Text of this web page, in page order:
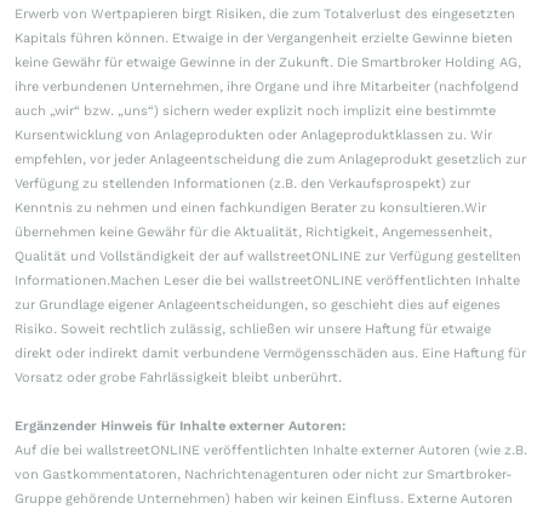
Erwerb von Wertpapieren birgt Risiken, die zum Totalverlust des eingesetzten
Kapitals führen können. Etwaige in der Vergangenheit erzielte Gewinne bieten
keine Gewähr für etwaige Gewinne in der Zukunft. Die Smartbroker Holding AG,
ihre verbundenen Unternehmen, ihre Organe und ihre Mitarbeiter (nachfolgend
auch „wir“ bzw. „uns“) sichern weder explizit noch implizit eine bestimmte
Kursentwicklung von Anlageprodukten oder Anlageproduktklassen zu. Wir
empfehlen, vor jeder Anlageentscheidung die zum Anlageprodukt gesetzlich zur
Verfügung zu stellenden Informationen (z.B. den Verkaufsprospekt) zur
Kenntnis zu nehmen und einen fachkundigen Berater zu konsultieren.Wir
übernehmen keine Gewähr für die Aktualität, Richtigkeit, Angemessenheit,
Qualität und Vollständigkeit der auf wallstreetONLINE zur Verfügung gestellten
Informationen.Machen Leser die bei wallstreetONLINE veröffentlichten Inhalte
zur Grundlage eigener Anlageentscheidungen, so geschieht dies auf eigenes
Risiko. Soweit rechtlich zulässig, schließen wir unsere Haftung für etwaige
direkt oder indirekt damit verbundene Vermögensschäden aus. Eine Haftung für
Vorsatz oder grobe Fahrlässigkeit bleibt unberührt.
Ergänzender Hinweis für Inhalte externer Autoren:
Auf die bei wallstreetONLINE veröffentlichten Inhalte externer Autoren (wie z.B.
von Gastkommentatoren, Nachrichtenagenturen oder nicht zur Smartbroker-
Gruppe gehörende Unternehmen) haben wir keinen Einfluss. Externe Autoren